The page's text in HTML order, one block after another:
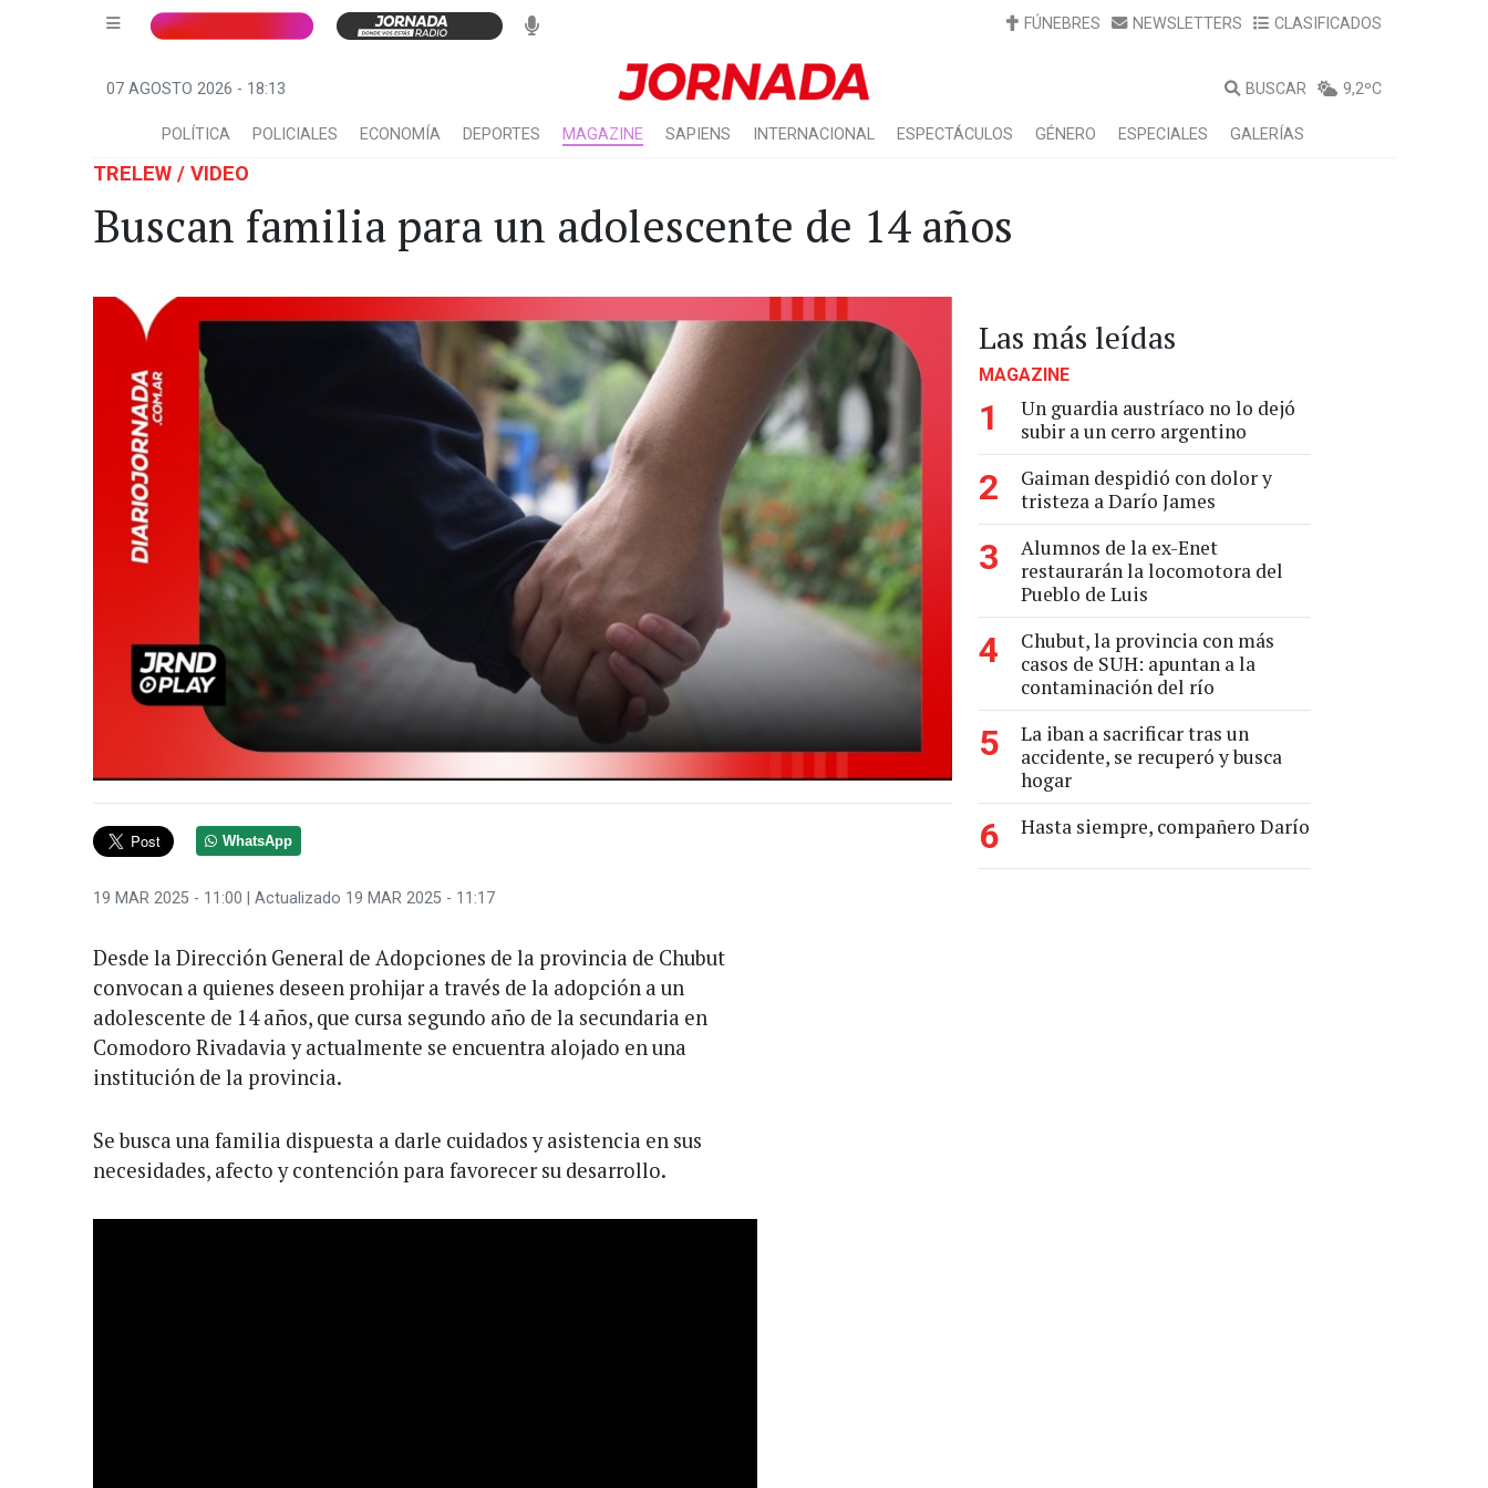
FÚNEBRES NEWSLETTERS CLASIFICADOS
07 AGOSTO 2026 - 18:13 BUSCAR 9,2ºC
POLÍTICA POLICIALES ECONOMÍA DEPORTES MAGAZINE SAPIENS INTERNACIONAL ESPECTÁCULOS GÉNERO ESPECIALES GALERÍAS
TRELEW / VIDEO
Buscan familia para un adolescente de 14 años
WhatsApp
19 MAR 2025 - 11:00 | Actualizado 19 MAR 2025 - 11:17
Desde la Dirección General de Adopciones de la provincia de Chubut
convocan a quienes deseen prohijar a través de la adopción a un
adolescente de 14 años, que cursa segundo año de la secundaria en
Comodoro Rivadavia y actualmente se encuentra alojado en una
institución de la provincia.
Se busca una familia dispuesta a darle cuidados y asistencia en sus
necesidades, afecto y contención para favorecer su desarrollo.
Las más leídas
MAGAZINE
1
Un guardia austríaco no lo dejó
subir a un cerro argentino
2
Gaiman despidió con dolor y
tristeza a Darío James
3
Alumnos de la ex-Enet
restaurarán la locomotora del
Pueblo de Luis
4
Chubut, la provincia con más
casos de SUH: apuntan a la
contaminación del río
5
La iban a sacrificar tras un
accidente, se recuperó y busca
hogar
6 Hasta siempre, compañero Darío